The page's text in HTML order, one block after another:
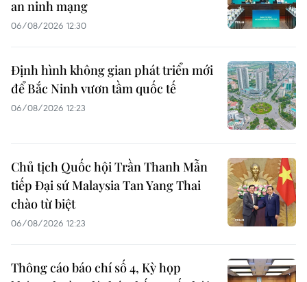
an ninh mạng
06/08/2026 12:30
Định hình không gian phát triển mới
để Bắc Ninh vươn tầm quốc tế
06/08/2026 12:23
Chủ tịch Quốc hội Trần Thanh Mẫn
tiếp Đại sứ Malaysia Tan Yang Thai
chào từ biệt
06/08/2026 12:23
Thông cáo báo chí số 4, Kỳ họp